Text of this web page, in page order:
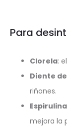
Para
Clorela:
Diente
riñones.
Espirulina
mejora la